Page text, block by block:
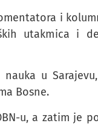
i
utakmica i
u
Bosne.
u, a zatim je